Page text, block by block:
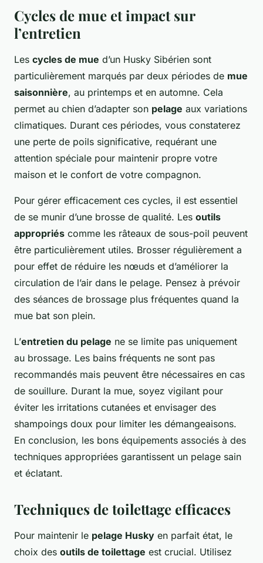
Cycles de mue et impact sur
l’entretien
Les cycles de mue d’un Husky Sibérien sont
particulièrement marqués par deux périodes de mue
saisonnière, au printemps et en automne. Cela
permet au chien d’adapter son pelage aux variations
climatiques. Durant ces périodes, vous constaterez
une perte de poils significative, requérant une
attention spéciale pour maintenir propre votre
maison et le confort de votre compagnon.
Pour gérer efficacement ces cycles, il est essentiel
de se munir d’une brosse de qualité. Les outils
appropriés comme les râteaux de sous-poil peuvent
être particulièrement utiles. Brosser régulièrement a
pour effet de réduire les nœuds et d’améliorer la
circulation de l’air dans le pelage. Pensez à prévoir
des séances de brossage plus fréquentes quand la
mue bat son plein.
L’entretien du pelage ne se limite pas uniquement
au brossage. Les bains fréquents ne sont pas
recommandés mais peuvent être nécessaires en cas
de souillure. Durant la mue, soyez vigilant pour
éviter les irritations cutanées et envisager des
shampoings doux pour limiter les démangeaisons.
En conclusion, les bons équipements associés à des
techniques appropriées garantissent un pelage sain
et éclatant.
Techniques de toilettage efficaces
Pour maintenir le pelage Husky en parfait état, le
choix des outils de toilettage est crucial. Utilisez